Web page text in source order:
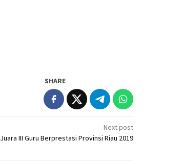
SHARE
Next post
Juara III Guru Berprestasi Provinsi Riau 2019